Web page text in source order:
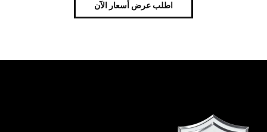
اطلب عرض أسعار الآن